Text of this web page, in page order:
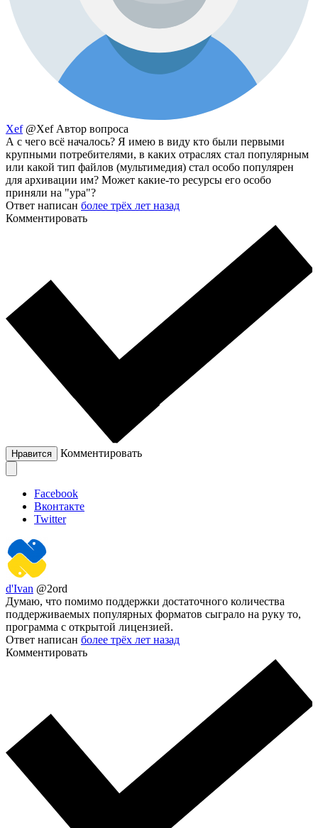
Xef @Xef Автор вопроса
А с чего всё началось? Я имею в виду кто были первыми
крупными потребителями, в каких отраслях стал популярным
или какой тип файлов (мультимедия) стал особо популярен
для архивации им? Может какие-то ресурсы его особо
приняли на "ура"?
Ответ написан более трёх лет назад
Комментировать
Нравится Комментировать
Facebook
Вконтакте
Twitter
d'Ivan @2ord
Думаю, что помимо поддержки достаточного количества
поддерживаемых популярных форматов сыграло на руку то,
программа с открытой лицензией.
Ответ написан более трёх лет назад
Комментировать